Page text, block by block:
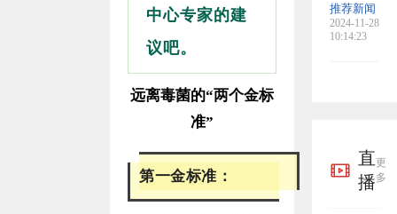
中心专家的建
议吧。
远离毒菌的“两个金标
准”
第一金标准：
推荐新闻
2024-11-28
10:14:23
直
播
更
多